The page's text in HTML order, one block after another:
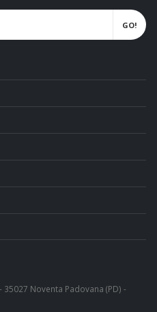
35027 Noventa Padovana (PD) -